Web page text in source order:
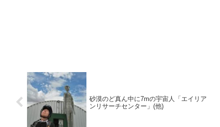
砂漠のど真ん中に7mの宇宙人「エイリア
ンリサーチセンター」(他)